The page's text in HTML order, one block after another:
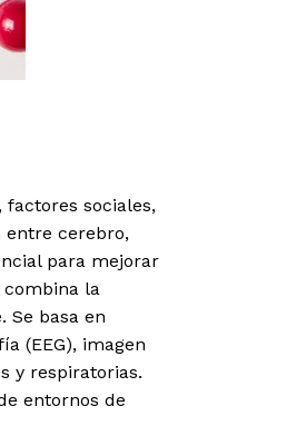
sociales,
entre cerebro,
para mejorar
la
Se basa en
(EEG), imagen
y respiratorias.
entornos de